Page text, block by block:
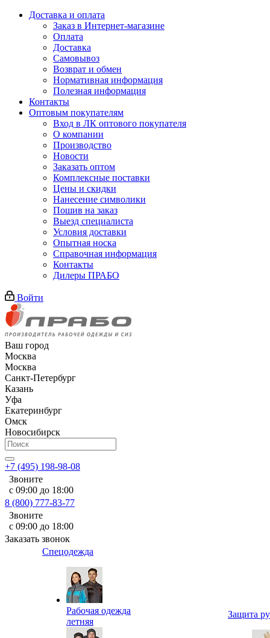
Доставка и оплата
Заказ в Интернет-магазине
Оплата
Доставка
Самовывоз
Возврат и обмен
Нормативная информация
Полезная информация
Контакты
Оптовым покупателям
Вход в ЛК оптового покупателя
О компании
Производство
Новости
Заказать оптом
Комплексные поставки
Цены и скидки
Нанесение символики
Пошив на заказ
Выезд специалиста
Условия доставки
Опытная носка
Справочная информация
Контакты
Дилеры ПРАБО
Войти
Ваш город
Москва
Москва
Санкт-Петербург
Казань
Уфа
Екатеринбург
Омск
Новосибирск
+7 (495) 198-98-08
Звоните
с 09:00 до 18:00
8 (800) 777-83-77
Звоните
с 09:00 до 18:00
Заказать звонок
Спецодежда
Рабочая одежда
летняя
Защита